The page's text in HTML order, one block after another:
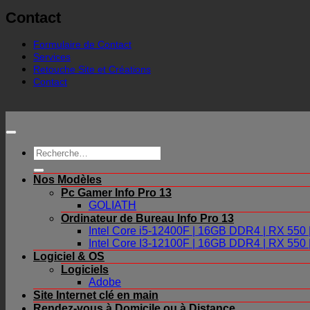
Contact
Formulaire de Contact
Services
Retouche Site et Créations
Contact
Recherche
pour :
Nos Modèles
Pc Gamer Info Pro 13
GOLIATH
Ordinateur de Bureau Info Pro 13
Intel Core i5-12400F | 16GB DDR4 | RX 550
Intel Core I3-12100F | 16GB DDR4 | RX 550
Logiciel & OS
Logiciels
Adobe
Site Internet clé en main